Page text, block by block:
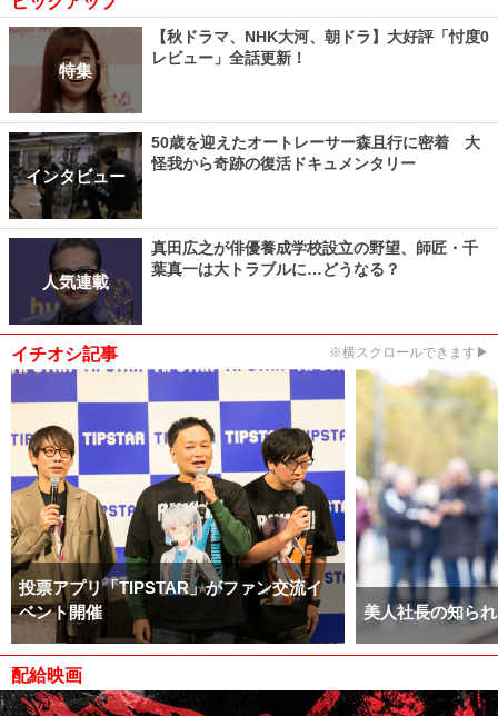
特集
【秋ドラマ、NHK大河、朝ドラ】大好評「忖度0
レビュー」全話更新！
インタビュー
50歳を迎えたオートレーサー森且行に密着 大
怪我から奇跡の復活ドキュメンタリー
人気連載
真田広之が俳優養成学校設立の野望、師匠・千
葉真一は大トラブルに…どうなる？
イチオシ記事 ※横スクロールできます▶
投票アプリ「TIPSTAR」がファン交流イ
ベント開催
美人社長の知ら
配給映画